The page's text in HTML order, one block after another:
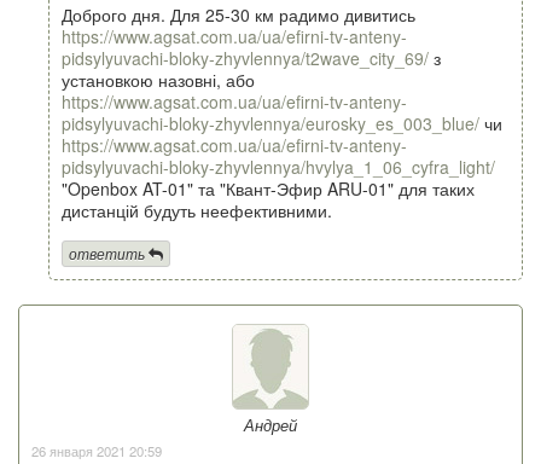
Доброго дня. Для 25-30 км радимо дивитись
https://www.agsat.com.ua/ua/efirni-tv-anteny-
pidsylyuvachi-bloky-zhyvlennya/t2wave_city_69/ з
установкою назовні, або
https://www.agsat.com.ua/ua/efirni-tv-anteny-
pidsylyuvachi-bloky-zhyvlennya/eurosky_es_003_blue/ чи
https://www.agsat.com.ua/ua/efirni-tv-anteny-
pidsylyuvachi-bloky-zhyvlennya/hvylya_1_06_cyfra_light/
"Openbox AT-01" та "Квант-Эфир ARU-01" для таких
дистанцій будуть неефективними.
ответить
Андрей
26 января 2021 20:59